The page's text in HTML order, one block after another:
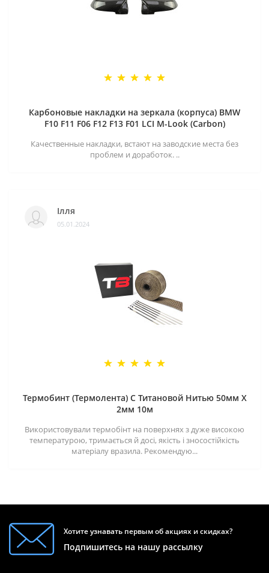
Карбоновые накладки на зеркала (корпуса) BMW
F10 F11 F06 F12 F13 F01 LCI M-Look (Carbon)
Качественные накладки, встают на заводские места без
проблем и доработок. ..
Ілля
05.01.2024
Термобинт (Термолента) С Титановой Нитью 50мм X
2мм 10м
Використовували термобінт на поверхнях з дуже високою
температурою, тримається й досі, якість і зносостійкість
матеріалу вразила. Рекомендую...
Хотите узнавать первым об акциях и скидках?
Подпишитесь на нашу рассылку